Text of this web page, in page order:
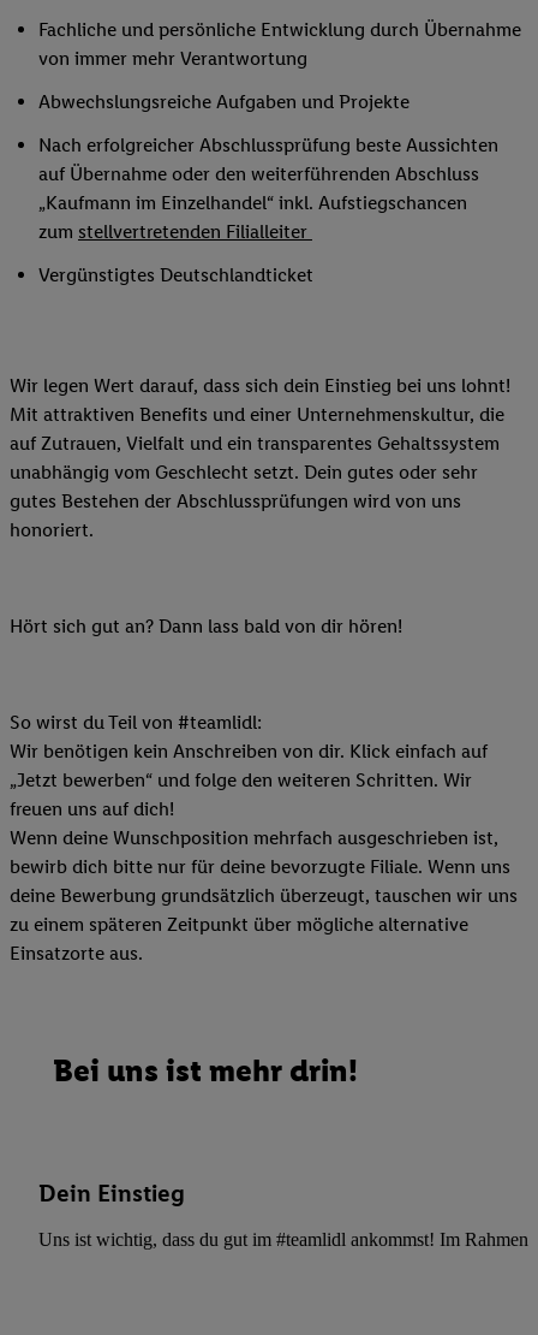
Fachliche und persönliche Entwicklung durch Übernahme
von immer mehr Verantwortung
Abwechslungsreiche Aufgaben und Projekte
Nach erfolgreicher Abschlussprüfung beste Aussichten
auf Übernahme oder den weiterführenden Abschluss
„Kaufmann im Einzelhandel“ inkl. Aufstiegschancen
zum stellvertretenden Filialleiter
Vergünstigtes Deutschlandticket
Wir legen Wert darauf, dass sich dein Einstieg bei uns lohnt!
Mit attraktiven Benefits und einer Unternehmenskultur, die
auf Zutrauen, Vielfalt und ein transparentes Gehaltssystem
unabhängig vom Geschlecht setzt. Dein gutes oder sehr
gutes Bestehen der Abschlussprüfungen wird von uns
honoriert.
Hört sich gut an? Dann lass bald von dir hören!
So wirst du Teil von #teamlidl:
Wir benötigen kein Anschreiben von dir. Klick einfach auf
„Jetzt bewerben“ und folge den weiteren Schritten. Wir
freuen uns auf dich!
Wenn deine Wunschposition mehrfach ausgeschrieben ist,
bewirb dich bitte nur für deine bevorzugte Filiale. Wenn uns
deine Bewerbung grundsätzlich überzeugt, tauschen wir uns
zu einem späteren Zeitpunkt über mögliche alternative
Einsatzorte aus.
Bei uns ist mehr drin!
Dein Einstieg
Uns ist wichtig, dass du gut im #teamlidl ankommst! Im Rahmen